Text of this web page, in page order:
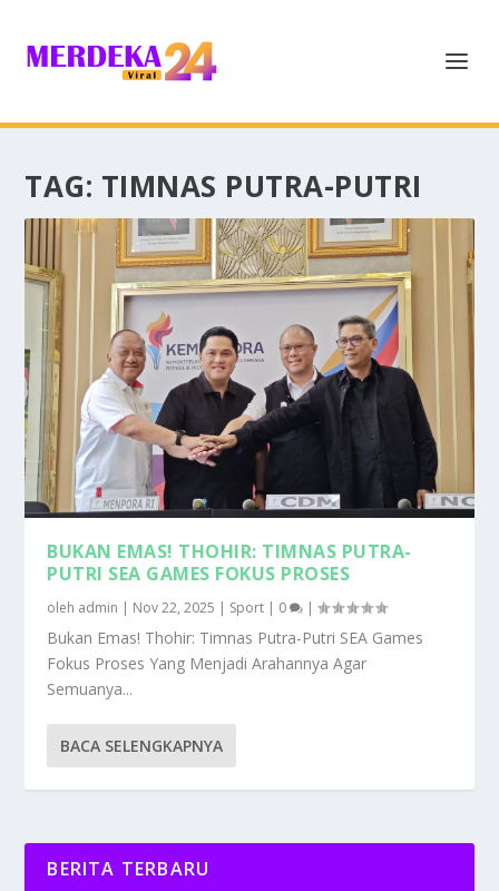
TAG: TIMNAS PUTRA-PUTRI
BUKAN EMAS! THOHIR: TIMNAS PUTRA-
PUTRI SEA GAMES FOKUS PROSES
oleh admin | Nov 22, 2025 | Sport | 0 |
Bukan Emas! Thohir: Timnas Putra-Putri SEA Games
Fokus Proses Yang Menjadi Arahannya Agar
Semuanya...
BACA SELENGKAPNYA
BERITA TERBARU